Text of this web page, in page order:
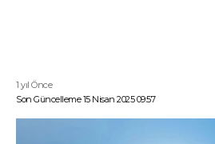
Son Güncelleme 15 Nisan 2025 09:57
1 yıl Önce